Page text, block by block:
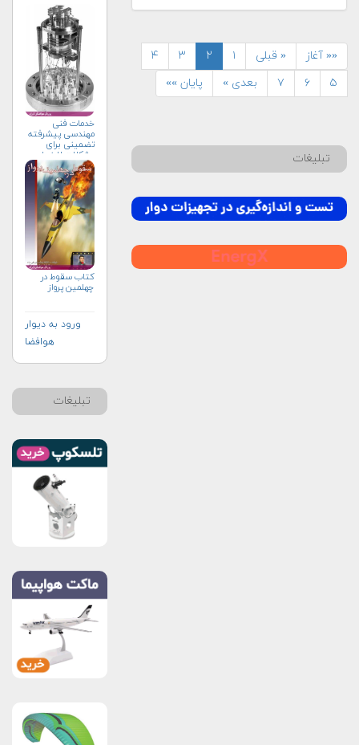
«« آغاز « قبلی ۱ ۲ ۳
۴
۵
۶ ۷ بعدی » پایان »»
تبلیغات
خدمات فنی
مهندسی پیشرفته
تضمینی برای
مشکلات لاینحل
كتاب سقوط در
چهلمين پرواز
ورود به دیوار
هوافضا
تبلیغات